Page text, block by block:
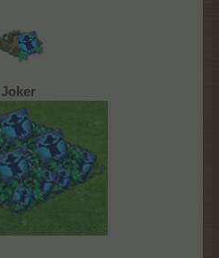
Joker